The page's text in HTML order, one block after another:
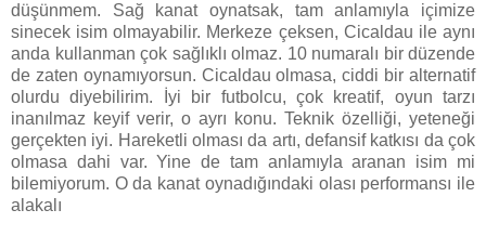
düşünmem. Sağ kanat oynatsak, tam anlamıyla içimize
sinecek isim olmayabilir. Merkeze çeksen, Cicaldau ile aynı
anda kullanman çok sağlıklı olmaz. 10 numaralı bir düzende
de zaten oynamıyorsun. Cicaldau olmasa, ciddi bir alternatif
olurdu diyebilirim. İyi bir futbolcu, çok kreatif, oyun tarzı
inanılmaz keyif verir, o ayrı konu. Teknik özelliği, yeteneği
gerçekten iyi. Hareketli olması da artı, defansif katkısı da çok
olmasa dahi var. Yine de tam anlamıyla aranan isim mi
bilemiyorum. O da kanat oynadığındaki olası performansı ile
alakalı